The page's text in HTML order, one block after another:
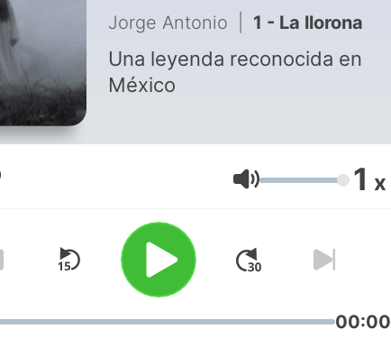
Jorge Antonio 1 - La llorona
Una leyenda reconocida en
México
Volumen 1 x
00:00